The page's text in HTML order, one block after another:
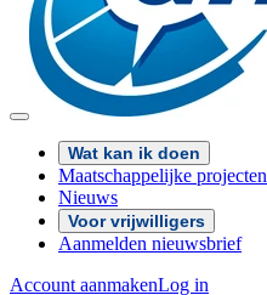
Wat kan ik doen
Maatschappelijke projecten
Nieuws
Voor vrijwilligers
Aanmelden nieuwsbrief
Account aanmakenLog in